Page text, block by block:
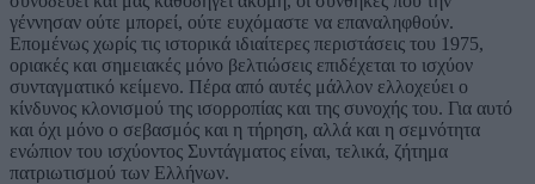
γέννησαν ούτε μπορεί, ούτε ευχόμαστε να επαναληφθούν.
Επομένως χωρίς τις ιστορικά ιδιαίτερες περιστάσεις του 1975,
οριακές και σημειακές μόνο βελτιώσεις επιδέχεται το ισχύον
συνταγματικό κείμενο. Πέρα από αυτές μάλλον ελλοχεύει ο
κίνδυνος κλονισμού της ισορροπίας και της συνοχής του. Για αυτό
και όχι μόνο ο σεβασμός και η τήρηση, αλλά και η σεμνότητα
ενώπιον του ισχύοντος Συντάγματος είναι, τελικά, ζήτημα
πατριωτισμού των Ελλήνων.